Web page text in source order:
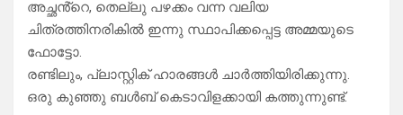
അച്ഛൻ്റെ, തെല്ലു പഴക്കം വന്ന വലിയ
ചിത്രത്തിനരികിൽ ഇന്നു സ്ഥാപിക്കപ്പെട്ട അമ്മയുടെ
ഫോട്ടോ.
രണ്ടിലും, പ്ലാസ്റ്റിക് ഹാരങ്ങൾ ചാർത്തിയിരിക്കുന്നു.
ഒരു കുഞ്ഞു ബൾബ് കെടാവിളക്കായി കത്തുന്നുണ്ട്.